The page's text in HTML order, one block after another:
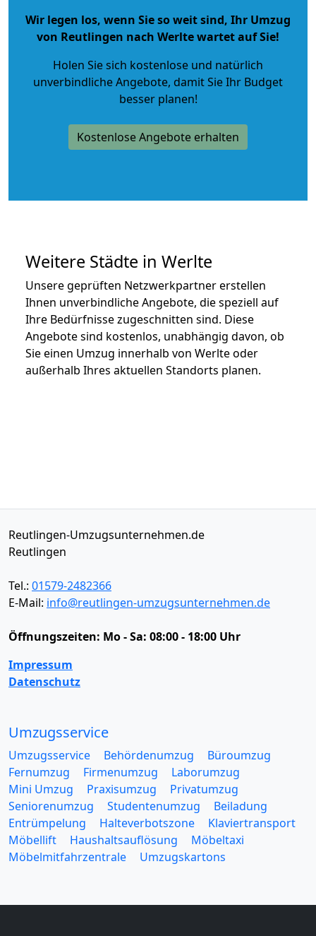
Wir legen los, wenn Sie so weit sind, Ihr Umzug
von Reutlingen nach Werlte wartet auf Sie!
Holen Sie sich kostenlose und natürlich
unverbindliche Angebote, damit Sie Ihr Budget
besser planen!
Kostenlose Angebote erhalten
Weitere Städte in Werlte
Unsere geprüften Netzwerkpartner erstellen
Ihnen unverbindliche Angebote, die speziell auf
Ihre Bedürfnisse zugeschnitten sind. Diese
Angebote sind kostenlos, unabhängig davon, ob
Sie einen Umzug innerhalb von Werlte oder
außerhalb Ihres aktuellen Standorts planen.
Reutlingen-Umzugsunternehmen.de
Reutlingen
Tel.: 01579-2482366
E-Mail: info@reutlingen-umzugsunternehmen.de
Öffnungszeiten: Mo - Sa: 08:00 - 18:00 Uhr
Impressum
Datenschutz
Umzugsservice
Umzugsservice Behördenumzug
Büroumzug
Fernumzug
Firmenumzug
Laborumzug
Mini Umzug
Praxisumzug
Privatumzug
Seniorenumzug
Studentenumzug
Beiladung
Entrümpelung
Halteverbotszone
Klaviertransport
Möbellift
Haushaltsauflösung
Möbeltaxi
Möbelmitfahrzentrale
Umzugskartons